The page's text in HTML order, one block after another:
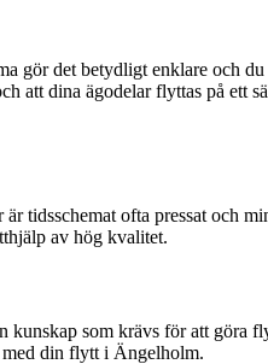
det betydligt enklare och
dina ägodelar flyttas på ett
ofta pressat och
av hög kvalitet.
som krävs för att göra
med din flytt i Ängelholm.